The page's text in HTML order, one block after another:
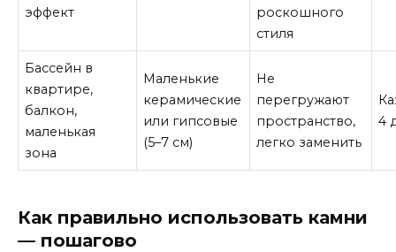
эффект
роскошного
стиля
Бассейн в
квартире,
балкон,
маленькая
зона
Маленькие
керамические
или гипсовые
(5–7 см)
Не
перегружают
пространство,
легко заменить
4
Как правильно использовать камни
— пошагово